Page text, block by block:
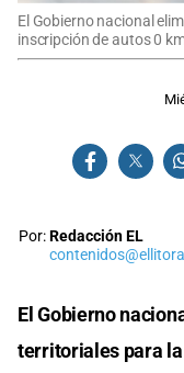
El Gobierno nacional
inscripción de autos 0
Por:Redacción EL
El Gobierno
territoriales para